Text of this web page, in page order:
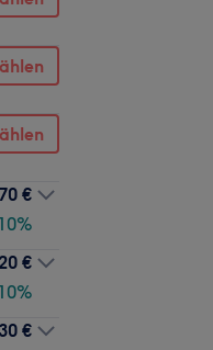
€
€
€